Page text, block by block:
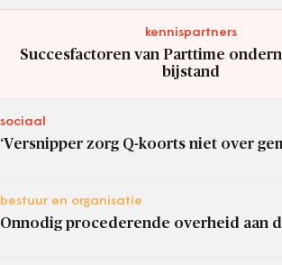
kennispartners
Succesfactoren van Parttime
bijstand
sociaal
‘Versnipper zorg Q-koorts niet over
bestuur en organisatie
Onnodig procederende overheid aan